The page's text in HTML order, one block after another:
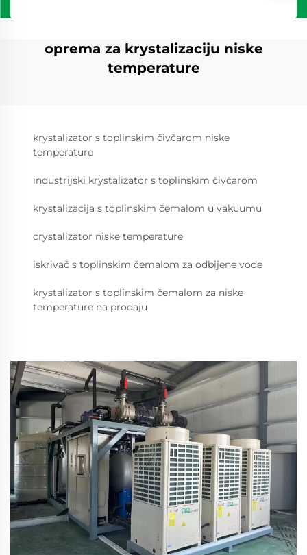
oprema za krystalizaciju niske
temperature
krystalizator s toplinskim čivčarom niske
temperature
industrijski krystalizator s toplinskim čivčarom
krystalizacija s toplinskim čemalom u vakuumu
crystalizator niske temperature
iskrivač s toplinskim čemalom za odbijene vode
krystalizator s toplinskim čemalom za niske
temperature na prodaju